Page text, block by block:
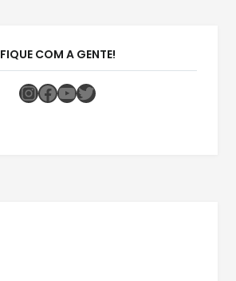
FIQUE COM A GENTE!
Instagram
Facebook
Youtube
Twitter